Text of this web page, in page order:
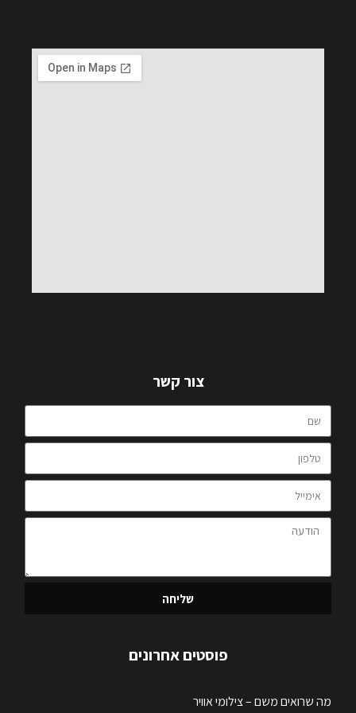
צור קשר
שליחה
פוסטים אחרונים
מה שרואים משם – צילומי אוויר